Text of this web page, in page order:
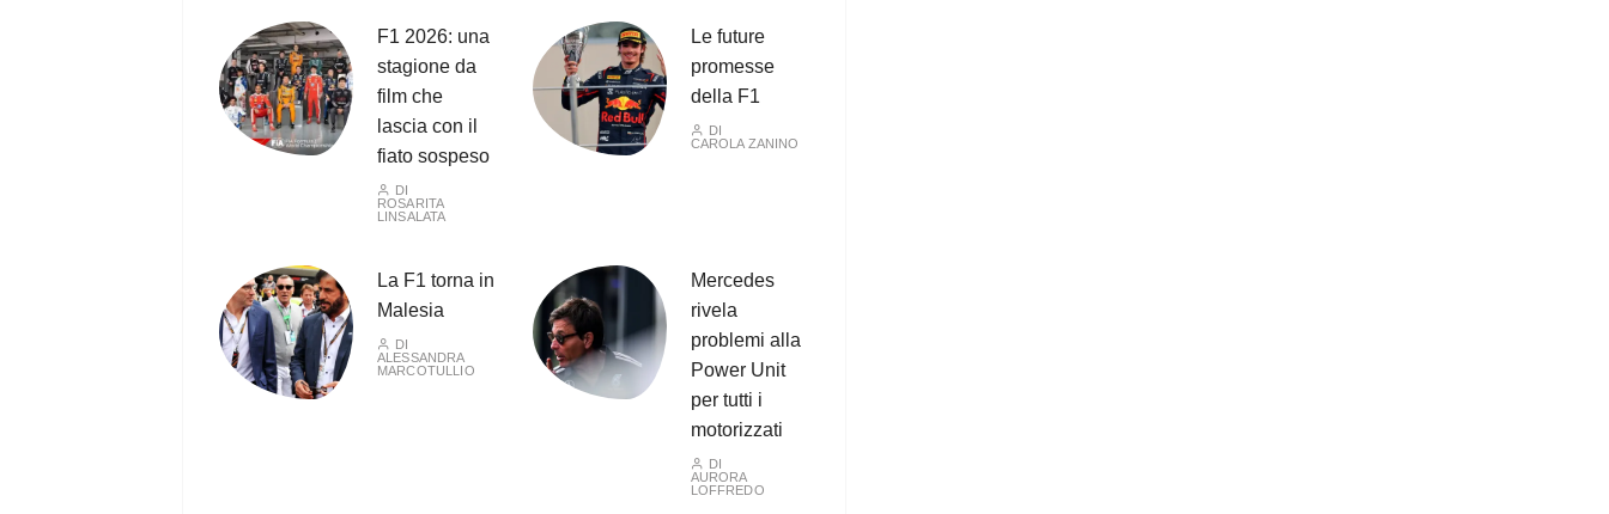
F1 2026: una
stagione da
film che
lascia con il
fiato sospeso
DI
ROSARITA
LINSALATA
Le future
promesse
della F1
DI
CAROLA ZANINO
La F1 torna in
Malesia
DI
ALESSANDRA
MARCOTULLIO
Mercedes
rivela
problemi alla
Power Unit
per tutti i
motorizzati
DI
AURORA
LOFFREDO